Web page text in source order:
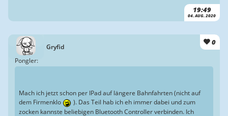
19:49
04. AUG. 2020
Gryfid
0
Pongler:
Mach ich jetzt schon per IPad auf längere Bahnfahrten (nicht auf
dem Firmenklo
). Das Teil hab ich eh immer dabei und zum
zocken kannste beliebigen Bluetooth Controller verbinden. Ich